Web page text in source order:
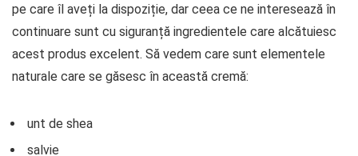
pe care îl aveți la dispoziție, dar ceea ce ne interesează în
continuare sunt cu siguranță ingredientele care alcătuiesc
acest produs excelent. Să vedem care sunt elementele
naturale care se găsesc în această cremă:
unt de shea
salvie